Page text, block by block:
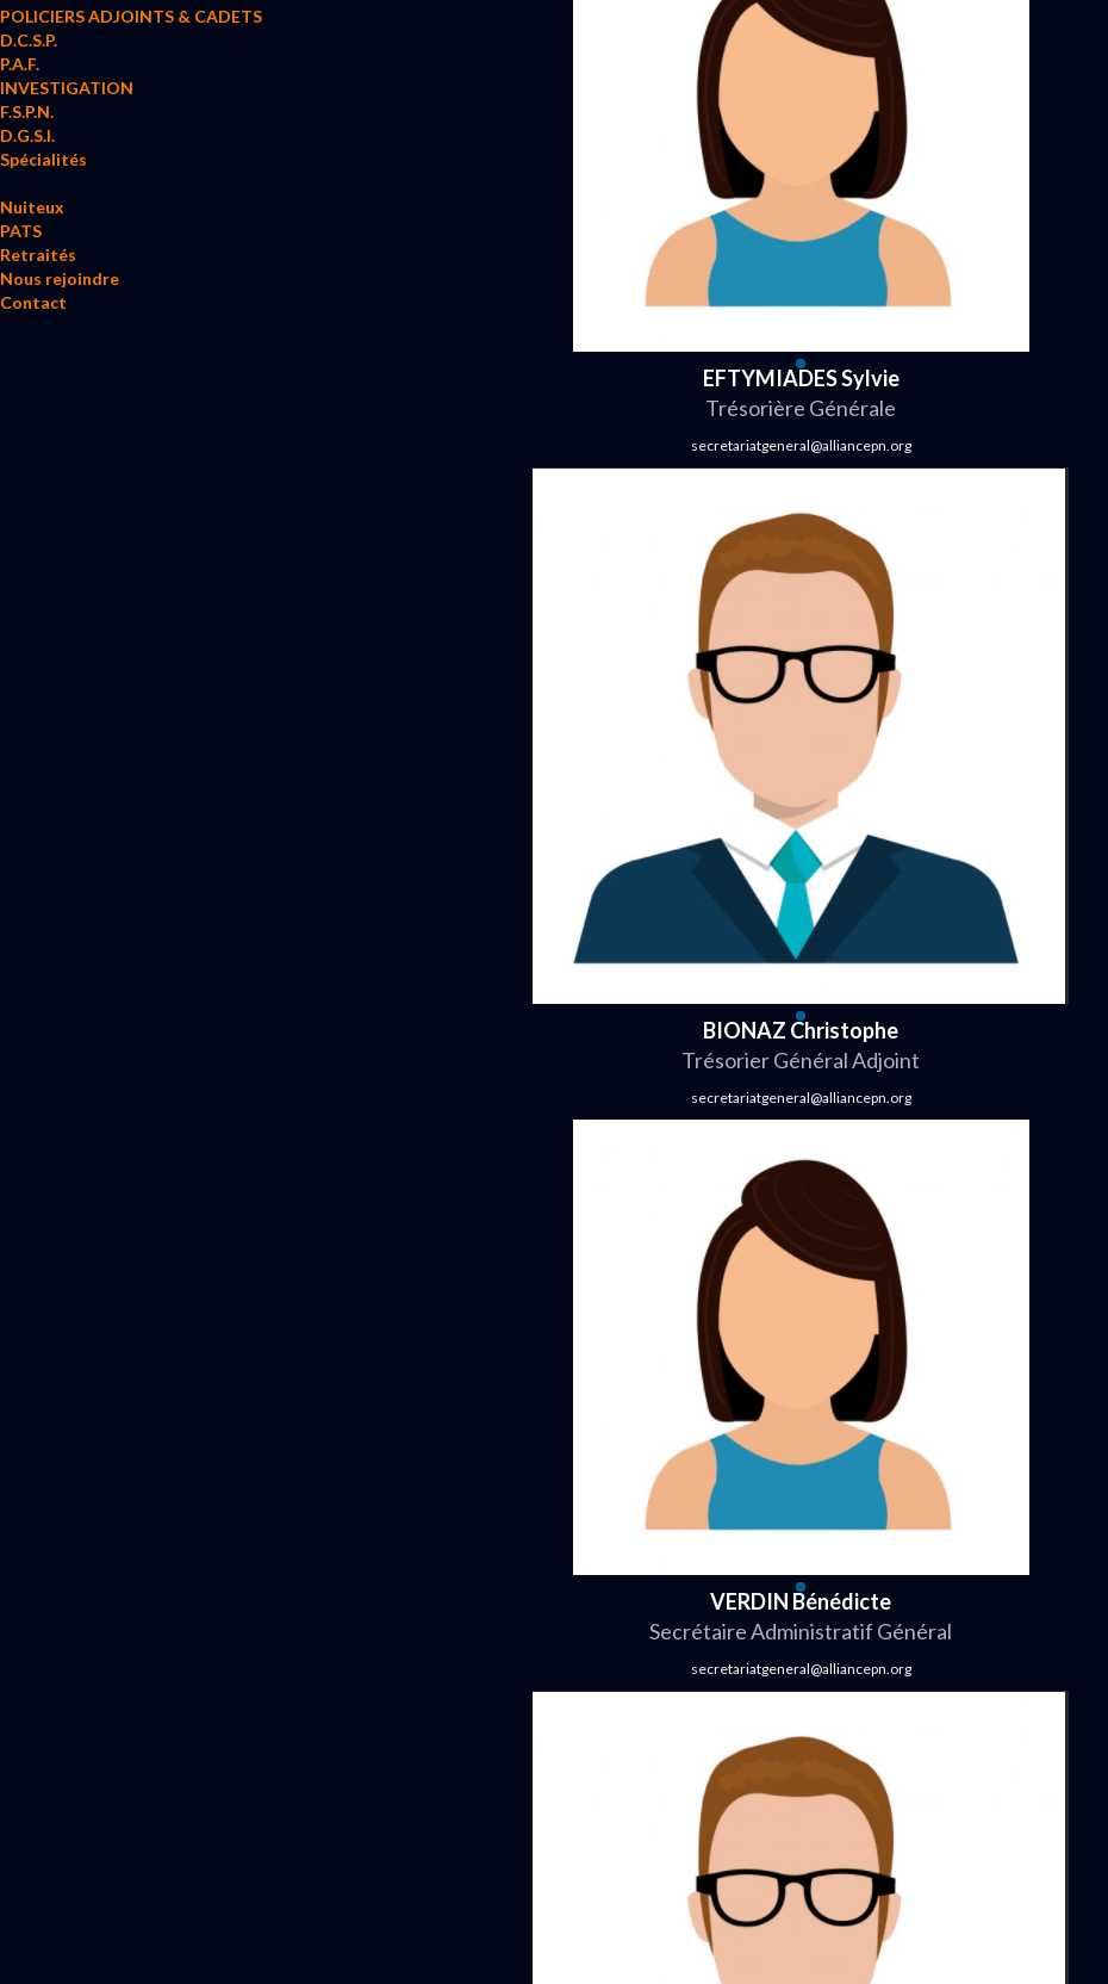
POLICIERS ADJOINTS & CADETS
D.C.S.P.
P.A.F.
INVESTIGATION
F.S.P.N.
D.G.S.I.
Spécialités
Nuiteux
PATS
Retraités
Nous rejoindre
Contact
EFTYMIADES Sylvie
Trésorière Générale
secretariatgeneral@alliancepn.org
BIONAZ Christophe
Trésorier Général Adjoint
secretariatgeneral@alliancepn.org
VERDIN Bénédicte
Secrétaire Administratif Général
secretariatgeneral@alliancepn.org